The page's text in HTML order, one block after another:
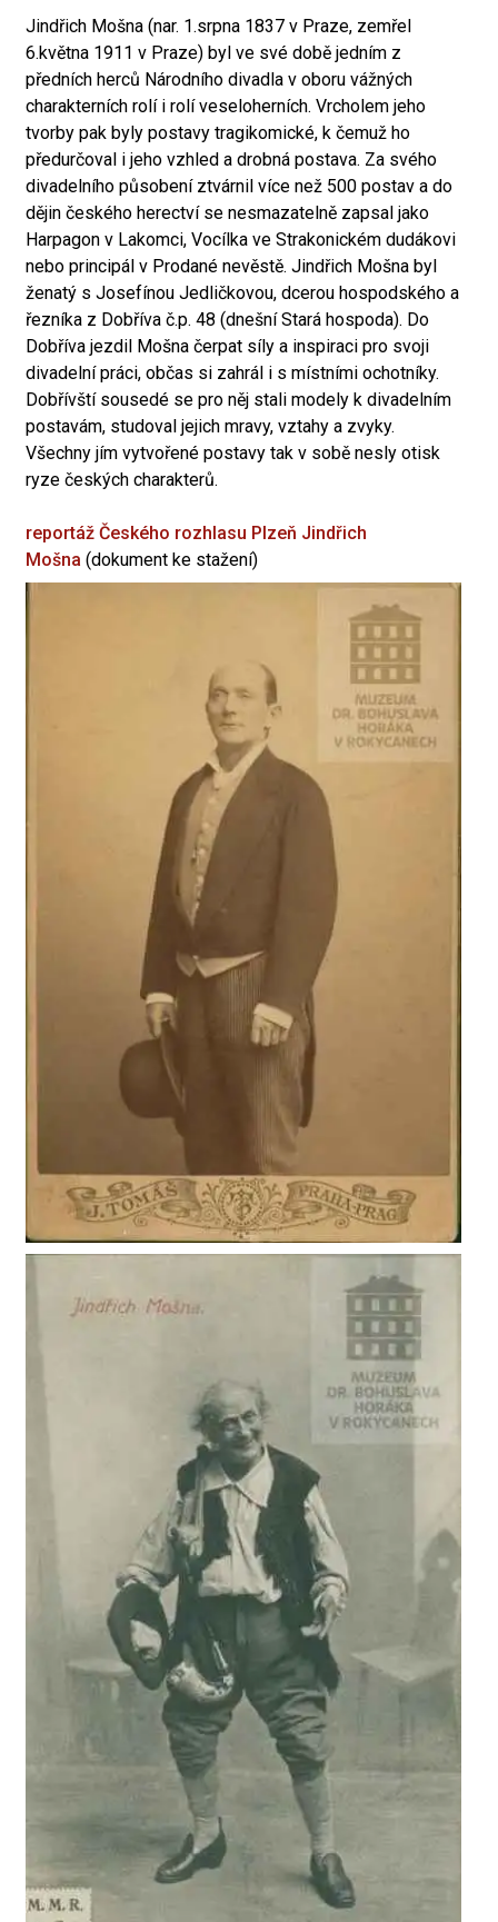
Jindřich Mošna (nar. 1.srpna 1837 v Praze, zemřel
6.května 1911 v Praze) byl ve své době jedním z
předních herců Národního divadla v oboru vážných
charakterních rolí i rolí veseloherních. Vrcholem jeho
tvorby pak byly postavy tragikomické, k čemuž ho
předurčoval i jeho vzhled a drobná postava. Za svého
divadelního působení ztvárnil více než 500 postav a do
dějin českého herectví se nesmazatelně zapsal jako
Harpagon v Lakomci, Vocílka ve Strakonickém dudákovi
nebo principál v Prodané nevěstě. Jindřich Mošna byl
ženatý s Josefínou Jedličkovou, dcerou hospodského a
řezníka z Dobříva č.p. 48 (dnešní Stará hospoda). Do
Dobříva jezdil Mošna čerpat síly a inspiraci pro svoji
divadelní práci, občas si zahrál i s místními ochotníky.
Dobřívští sousedé se pro něj stali modely k divadelním
postavám, studoval jejich mravy, vztahy a zvyky.
Všechny jím vytvořené postavy tak v sobě nesly otisk
ryze českých charakterů.
reportáž Českého rozhlasu Plzeň Jindřich
Mošna (dokument ke stažení)